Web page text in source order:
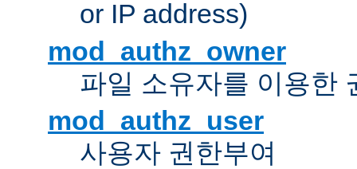
or IP address)
mod_authz_owner
파일 소유자를 이용한
mod_authz_user
사용자 권한부여